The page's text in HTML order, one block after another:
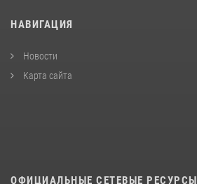
НАВИГАЦИЯ
Новости
Карта сайта
ОФИЦИАЛЬНЫЕ СЕТЕВЫЕ РЕСУРСЫ